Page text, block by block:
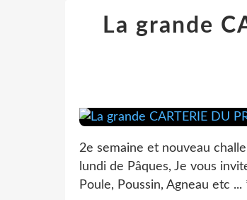
La grande
2e semaine et nouveau
lundi de Pâques, Je vous
Poule, Poussin, Agneau etc